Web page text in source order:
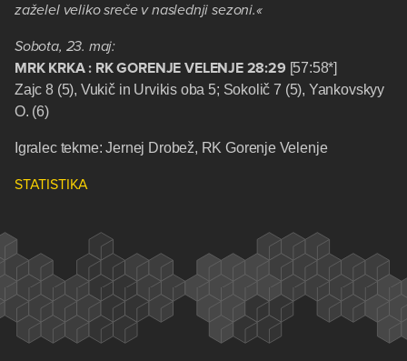
zaželel veliko sreče v naslednji sezoni.«
Sobota, 23. maj:
MRK KRKA : RK GORENJE VELENJE 28:29 [57:58*]
Zajc 8 (5), Vukič in Urvikis oba 5; Sokolič 7 (5), Yankovskyy
O. (6)
Igralec tekme: Jernej Drobež, RK Gorenje Velenje
STATISTIKA